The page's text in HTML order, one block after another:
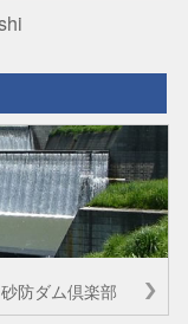
砂防ダム倶楽部